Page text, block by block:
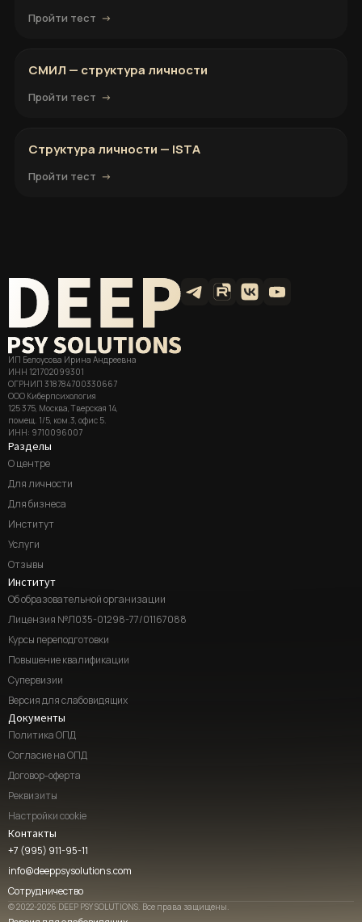
Пройти тест
СМИЛ — структура личности
Пройти тест
Структура личности — ISTA
Пройти тест
ИП Белоусова Ирина Андреевна
ИНН 121702099301
ОГРНИП 318784700330667
ООО Киберпсихология
125 375, Москва, Тверская 14,
помещ. 1/5, ком.3, офис 5.
ИНН: 9710096007
Разделы
О центре
Для личности
Для бизнеса
Институт
Услуги
Отзывы
Институт
Об образовательной организации
Лицензия №Л035-01298-77/01167088
Курсы переподготовки
Повышение квалификации
Супервизии
Версия для слабовидящих
Документы
Политика ОПД
Согласие на ОПД
Договор-оферта
Реквизиты
Настройки cookie
Контакты
+7 (995) 911-95-11
info@deeppsysolutions.com
Сотрудничество
© 2022-2026 DEEP PSY SOLUTIONS. Все права защищены.